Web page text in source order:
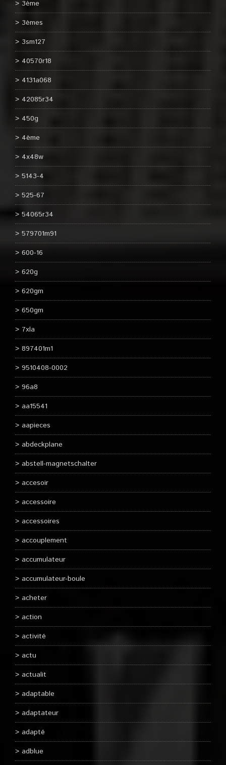
3ème
3èmes
3sm127
40570r18
4131a068
42085r34
450g
4ème
4x48w
5143-4
525-67
54065r34
579701m91
600-16
620g
620gm
650gm
7xla
897401m1
9510408-0002
96a8
aa15541
aapieces
abdeckplane
abstell-magnetschalter
accesoir
accessoire
accessoires
accouplement
accumulateur
accumulateur-boule
acheter
action
activité
actu
actualit
adaptable
adaptateur
adapté
adblue